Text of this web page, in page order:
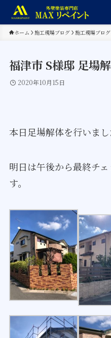
ホーム 施工現場ブログ 施工現場ブログ
福津市 S様邸 足場
2020年10月15日
本日足場解体を行いまし
明日は午後から最終チ
す。